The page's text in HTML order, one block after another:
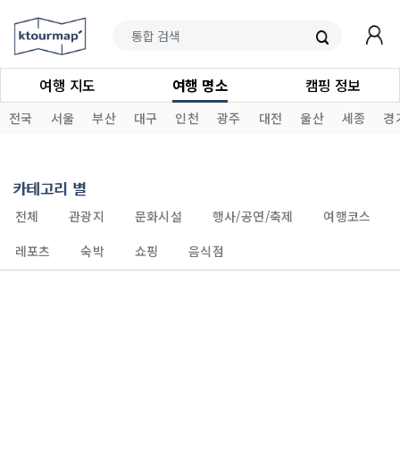
여행 지도 여행 명소 캠핑 정보
전국 서울 부산 대구 인천 광주 대전 울산 세종 경
카테고리 별
전체 관광지 문화시설 행사/공연/축제
여행코스
레포츠
숙박 쇼핑 음식점